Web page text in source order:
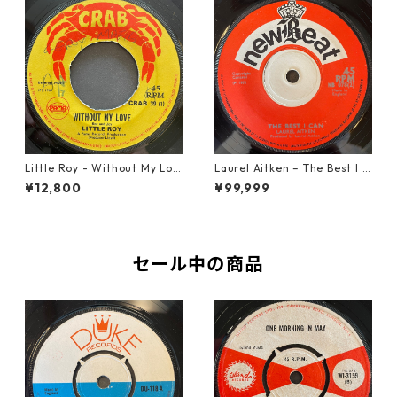
Little Roy - Without My Lov
e【7-21990】
¥12,800
Laurel Aitken ‎– The Best I C
an【7-22012】
¥99,999
セール中の商品